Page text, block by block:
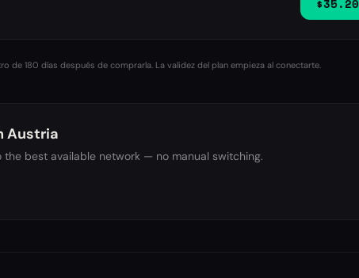
$35.20
de 180 días después de comprarla. La validez del plan empieza al conectarte.
Austria
the best available network — no manual switching.